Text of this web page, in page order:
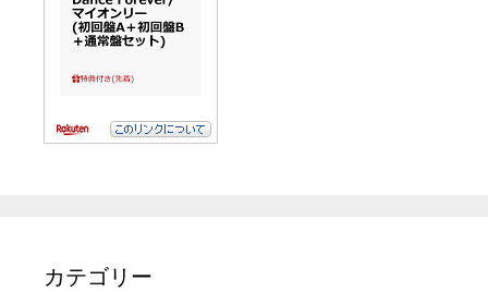
カテゴリー